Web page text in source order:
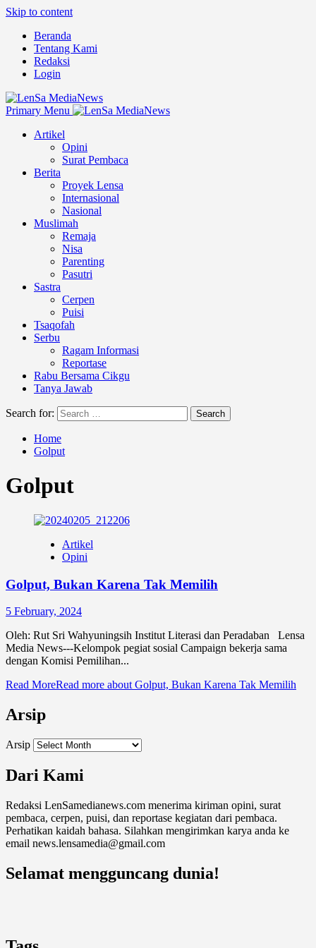
Skip to content
Beranda
Tentang Kami
Redaksi
Login
Primary Menu
Artikel
Opini
Surat Pembaca
Berita
Proyek Lensa
Internasional
Nasional
Muslimah
Remaja
Nisa
Parenting
Pasutri
Sastra
Cerpen
Puisi
Tsaqofah
Serbu
Ragam Informasi
Reportase
Rabu Bersama Cikgu
Tanya Jawab
Search for:
Home
Golput
Golput
Artikel
Opini
Golput, Bukan Karena Tak Memilih
5 February, 2024
Oleh: Rut Sri Wahyuningsih Institut Literasi dan Peradaban Lensa
Media News---Kelompok pegiat sosial Campaign bekerja sama
dengan Komisi Pemilihan...
Read MoreRead more about Golput, Bukan Karena Tak Memilih
Arsip
Arsip
Dari Kami
Redaksi LenSamedianews.com menerima kiriman opini, surat
pembaca, cerpen, puisi, dan reportase kegiatan dari pembaca.
Perhatikan kaidah bahasa. Silahkan mengirimkan karya anda ke
email news.lensamedia@gmail.com
Selamat mengguncang dunia!